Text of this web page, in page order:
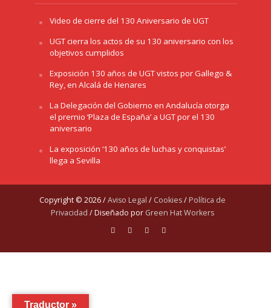
Video de cierre del 130 Aniversario de UGT
UGT cierra los actos de su 130 aniversario con los
objetivos cumplidos
Exposición 130 años de UGT vistos por Gallego &
Rey, en Alcalá de Henares
La Delegación del Gobierno en Andalucía otorga
el premio ‘Plaza de España’ a UGT por el 130
aniversario
La exposición ‘130 años de luchas y conquistas’
llega a Sevilla
Copyright © 2026 /Aviso Legal / Cookies/ Política de
Privacidad / Diseñado por Green Hat Workers
Traductor »